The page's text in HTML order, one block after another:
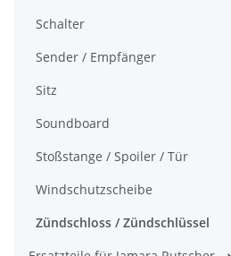
Schalter
Sender / Empfänger
Sitz
Soundboard
Stoßstange / Spoiler / Tür
Windschutzscheibe
Zündschloss / Zündschlüssel